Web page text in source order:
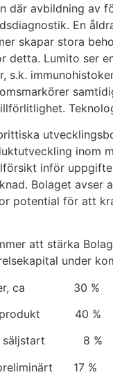
där avbildning av
En
skapar stora
detta. Lumito ser
s.k.
inom
inför
Bolaget
potential för att
att stärka
under
ca 30 %
produkt 40 %
säljstart 8 %
preliminärt 17 %